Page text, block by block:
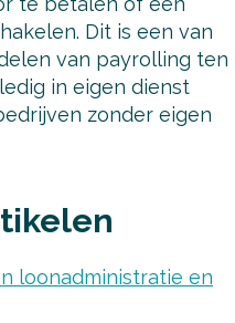
Dit is een van
van payrolling ten
in eigen dienst
zonder eigen
loonadministratie en